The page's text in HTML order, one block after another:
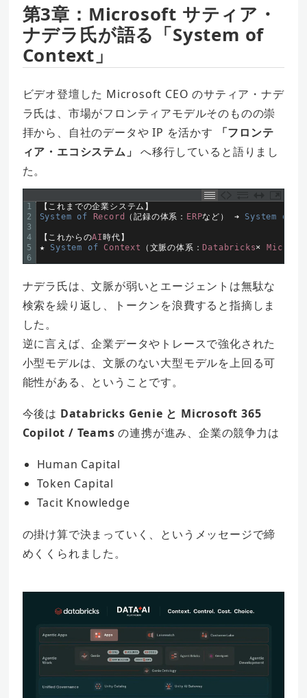
第3章：Microsoft サティア・
ナデラ氏が語る「System of
Context」
ビデオ登壇した Microsoft CEO のサティア・ナデ
ラ氏は、市場がフロンティアモデルそのものの崇
拝から、自社のデータや IP を活かす
「フロンテ
ィア・エコシステム」
へ移行していると語りまし
た。
1
2
3
4
5
6
【これまでの企業システム】
System of Record （記録の体系： ERPなど） ➔ System of
【これからのAI時代】
★
System of Context （文脈の体系：Databricks×
ナデラ氏は、文脈が弱いとエージェントは無駄な
検索を繰り返し、トークンを浪費すると指摘しま
した。
逆に言えば、企業データやトレースで強化された
小型モデルは、文脈のない大型モデルを上回る可
能性がある、ということです。
今後は Databricks Genie と Microsoft 365
Copilot / Teams の連携が進み、企業の競争力は
Human Capital
Token Capital
Tacit Knowledge
の掛け算で決まっていく、というメッセージで締
めくくられました。